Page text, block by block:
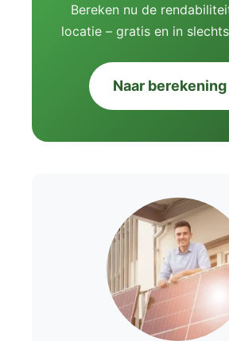
Bereken nu de
locatie – gratis en in
Naar